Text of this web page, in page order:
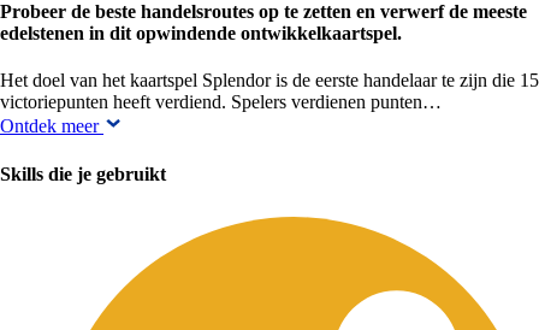
Probeer de beste handelsroutes op te zetten en verwerf de meeste
edelstenen in dit opwindende ontwikkelkaartspel.
Het doel van het kaartspel Splendor is de eerste handelaar te zijn die 15
victoriepunten heeft verdiend. Spelers verdienen punten…
Ontdek meer
Skills die je gebruikt